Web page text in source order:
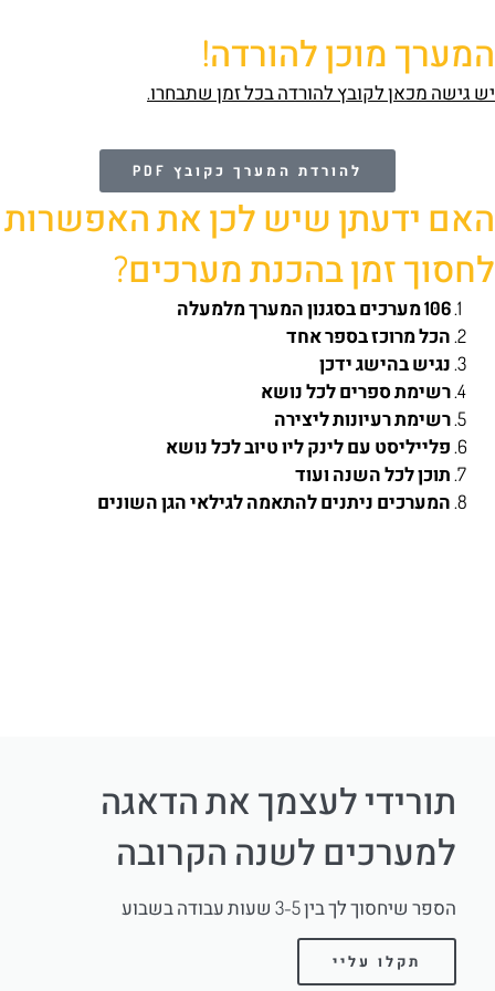
המערך מוכן להורדה!
יש גישה מכאן לקובץ להורדה בכל זמן שתבחרו.
להורדת המערך כקובץ PDF
האם ידעתן שיש לכן את האפשרות
לחסוך זמן בהכנת מערכים?
106 מערכים בסגנון המערך מלמעלה
הכל מרוכז בספר אחד
נגיש בהישג ידכן
רשימת ספרים לכל נושא
רשימת רעיונות ליצירה
פלייליסט עם לינק ליו טיוב לכל נושא
תוכן לכל השנה ועוד
המערכים ניתנים להתאמה לגילאי הגן השונים
תורידי לעצמך את הדאגה
למערכים לשנה הקרובה
הספר שיחסוך לך בין 3-5 שעות עבודה בשבוע
תקלו עליי